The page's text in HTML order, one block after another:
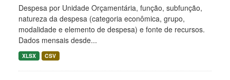
Despesa por Unidade Orçamentária, função, subfunção,
natureza da despesa (categoria econômica, grupo,
modalidade e elemento de despesa) e fonte de recursos.
Dados mensais desde...
XLSX CSV